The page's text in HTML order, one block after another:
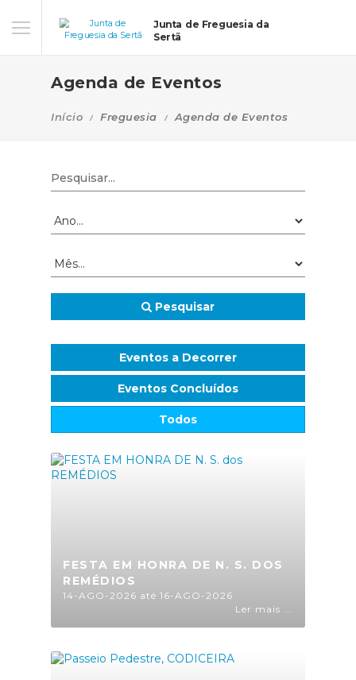
Junta de Freguesia da
Sertã
Agenda de Eventos
Início Freguesia Agenda de Eventos
Pesquisar
Eventos a Decorrer
Eventos Concluídos
Todos
FESTA EM HONRA DE N. S. DOS
REMÉDIOS
14-AGO-2026 até 16-AGO-2026
Ler mais ...